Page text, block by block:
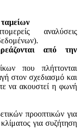
αναλύσεις
από την
που πλήττονται
στον σχεδιασμό και
να ακουστεί η φωνή
προοπτικών για
για συζήτηση